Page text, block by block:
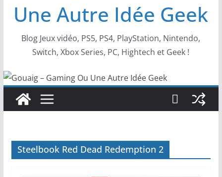
Une Autre Idée Geek
Blog Jeux vidéo, PS5, PS4, PlayStation, Nintendo,
Switch, Xbox Series, PC, Hightech et Geek !
Steelbook Red Dead Redemption 2